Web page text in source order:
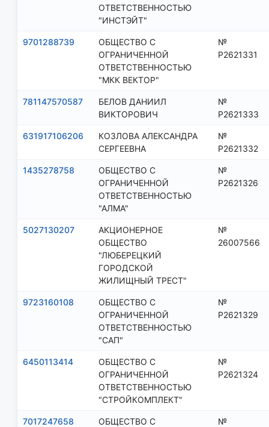
ОТВЕТСТВЕННОСТЬЮ
"ИНСТЭЙТ"
9701288739
ОБЩЕСТВО С
ОГРАНИЧЕННОЙ
ОТВЕТСТВЕННОСТЬЮ
"МКК ВЕКТОР"
№
Р2621331
781147570587
БЕЛОВ ДАНИИЛ
ВИКТОРОВИЧ
№
Р2621333
631917106206
КОЗЛОВА АЛЕКСАНДРА
СЕРГЕЕВНА
№
Р2621332
1435278758
ОБЩЕСТВО С
ОГРАНИЧЕННОЙ
ОТВЕТСТВЕННОСТЬЮ
"АЛМА"
№
Р2621326
5027130207
АКЦИОНЕРНОЕ
ОБЩЕСТВО
"ЛЮБЕРЕЦКИЙ
ГОРОДСКОЙ
ЖИЛИЩНЫЙ ТРЕСТ"
№
26007566
9723160108
ОБЩЕСТВО С
ОГРАНИЧЕННОЙ
ОТВЕТСТВЕННОСТЬЮ
"САП"
№
Р2621329
6450113414
ОБЩЕСТВО С
ОГРАНИЧЕННОЙ
ОТВЕТСТВЕННОСТЬЮ
"СТРОЙКОМПЛЕКТ"
№
Р2621324
7017247658
ОБЩЕСТВО С
№